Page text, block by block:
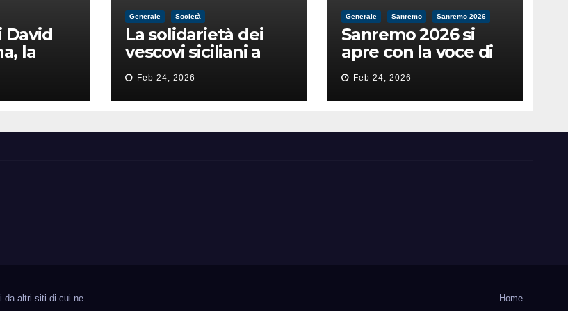
David
la
la
Generale Società
La solidarietà dei
vescovi siciliani a
Lorefice: «Ha difeso
il valore e la dignità
dell’umanità»
Feb 24, 2026
Generale Sanremo Sanremo 2026
Sanremo 2026 si
apre con la voce di
Pippo Baudo
Feb 24, 2026
da altri siti di cui ne Home